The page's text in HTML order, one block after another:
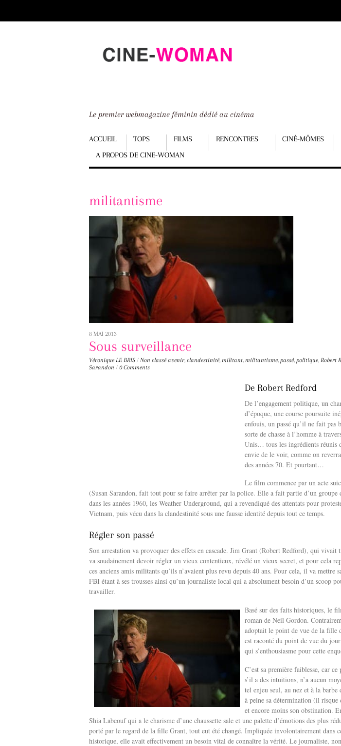
down
Le premier webmagazine féminin dédié au cinéma
Menu
ACCUEIL TOPS FILMS RENCONTRES CINÉ-MÔMES
A PROPOS DE CINE-WOMAN
Scroll
content
militantisme
8 MAI 2013
Sous surveillance
Véronique LE BRIS / Non classé avenir, clandestinité, militant, militantisme, passé, politique, Robert
Sarandon / 0 Comments
De Robert Redford
De l’engagement politique, un
d’époque, une course poursuite
enfouis, un passé qu’il ne fait pas
sorte de chasse à l’homme à
Unis… tous les ingrédients réunis
envie de le voir, comme on
des années 70. Et pourtant…
Le film commence par un acte
(Susan Sarandon, fait tout pour se faire arrêter par la police. Elle a fait partie d’un groupe
dans les années 1960, les Weather Underground, qui a revendiqué des attentats pour
Vietnam, puis vécu dans la clandestinité sous une fausse identité depuis tout ce temps.
Régler son passé
Son arrestation va provoquer des effets en cascade. Jim Grant (Robert Redford), qui vivait
va soudainement devoir régler un vieux contentieux, révélé un vieux secret, et pour cela
ces anciens amis militants qu’ils n’avaient plus revu depuis 40 ans. Pour cela, il va mettre
FBI étant à ses trousses ainsi qu’un journaliste local qui a absolument besoin d’un scoop
travailler.
Basé sur des faits historiques, le
roman de Neil Gordon.
adoptait le point de vue de la fille
est raconté du point de vue du
qui s’enthousiasme pour cette
C’est sa première faiblesse, car
s’il a des intuitions, n’a aucun
tel enjeu seul, au nez et à la
à peine sa détermination (il risque
et encore moins son obstination.
Shia Labeouf qui a le charisme d’une chaussette sale et une palette d’émotions des plus
porté par le regard de la fille Grant, tout eut été changé. Impliquée involontairement dans
historique, elle avait effectivement un besoin vital de connaître la vérité. Le journaliste,